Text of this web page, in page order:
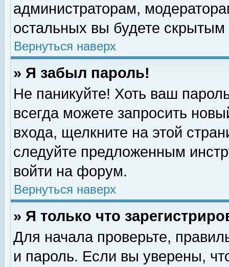
администраторам,
остальных вы будете скрытым
Вернуться наверх
» Я забыл пароль!
Не паникуйте! Хоть ваш
всегда можете запросить
входа, щелкните на этой
следуйте предложенным
войти на форум.
Вернуться наверх
» Я только что
Для начала проверьте,
и пароль. Если вы уверены,